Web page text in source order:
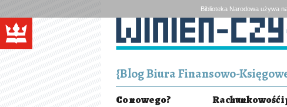
Biblioteka Narodowa używa
{Blog Biura Finansowo-
Co nowego? Rachunkowość